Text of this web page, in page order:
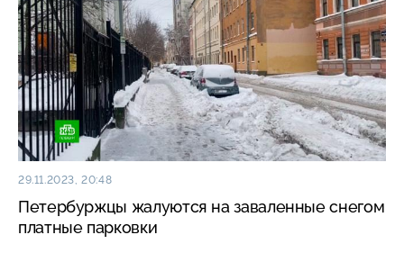
29.11.2023, 20:48
Петербуржцы жалуются на заваленные снегом
платные парковки